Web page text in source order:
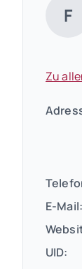
F
Zu
E-Mail:
UID: